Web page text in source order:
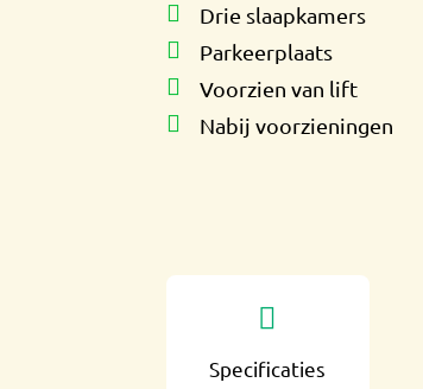
Drie slaapkamers
Parkeerplaats
Voorzien van lift
Nabij voorzieningen
Specificaties